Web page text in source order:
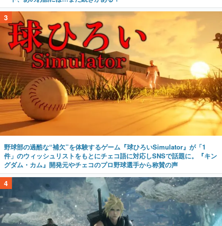
3
野球部の過酷な“補欠”を体験するゲーム『球ひろいSimulator』が「1
件」のウィッシュリストをもとにチェコ語に対応しSNSで話題に。『キン
グダム・カム』開発元やチェコのプロ野球選手から称賛の声
4